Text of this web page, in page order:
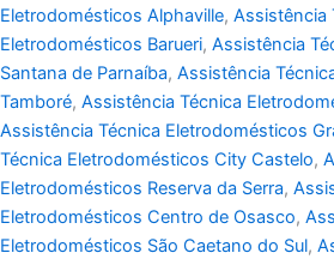
Eletrodomésticos Alphaville, Assistência
Eletrodomésticos Barueri, Assistência
Santana de Parnaíba, Assistência
Tamboré, Assistência Técnica
Assistência Técnica Eletrodomésticos
Técnica Eletrodomésticos City Castelo,
Eletrodomésticos Reserva da Serra,
Eletrodomésticos Centro de Osasco,
Eletrodomésticos São Caetano do Sul,